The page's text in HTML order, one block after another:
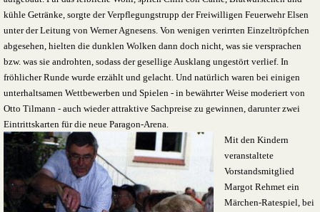
kühle Getränke, sorgte der Verpflegungstrupp der Freiwilligen Feuerwehr Elsen
unter der Leitung von Werner Agnesens. Von wenigen verirrten Einzeltröpfchen
abgesehen, hielten die dunklen Wolken dann doch nicht, was sie versprachen
bzw. was sie androhten, sodass der gesellige Ausklang ungestört verlief. In
fröhlicher Runde wurde erzählt und gelacht. Und natürlich waren bei einigen
unterhaltsamen Wettbewerben und Spielen - in bewährter Weise moderiert von
Otto Tilmann - auch wieder attraktive Sachpreise zu gewinnen, darunter zwei
Eintrittskarten für die neue Paragon-Arena.
Mit den Kindern
veranstaltete
Vorstandsmitglied
Margot Rehmet ein
Märchen-Ratespiel, bei